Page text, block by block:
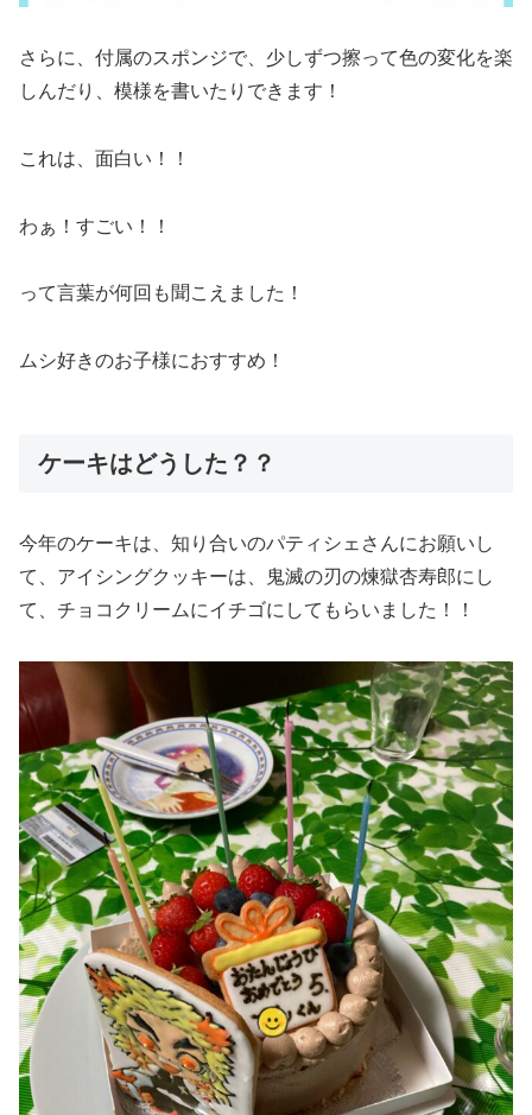
さらに、付属のスポンジで、少しずつ擦って色の変化を楽
しんだり、模様を書いたりできます！
これは、面白い！！
わぁ！すごい！！
って言葉が何回も聞こえました！
ムシ好きのお子様におすすめ！
ケーキはどうした？？
今年のケーキは、知り合いのパティシェさんにお願いし
て、アイシングクッキーは、鬼滅の刃の煉獄杏寿郎にし
て、チョコクリームにイチゴにしてもらいました！！